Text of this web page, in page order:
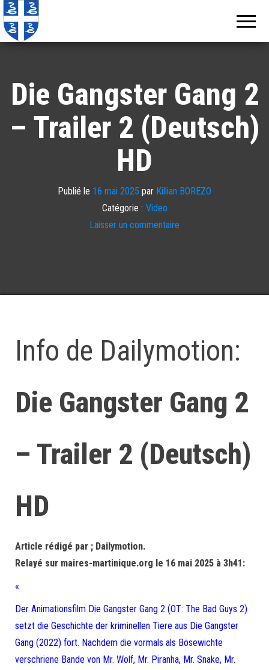
Die Gangster Gang 2
– Trailer 2 (Deutsch)
HD
Publié le 16 mai 2025 par Killian BOREZO
Catégorie : Video
Laisser un commentaire
Info de Dailymotion:
Die Gangster Gang 2
– Trailer 2 (Deutsch)
HD
Article rédigé par ; Dailymotion.
Relayé sur maires-martinique.org le 16 mai 2025 à 3h41:
«
Der Animationsfilm Die Gangster Gang 2 (OT: The Bad Guys 2)
setzt die Geschichte der kriminellen Tiere aus Die Gangster
Gang (2022) fort. Nachdem die vormals als Bösewichte
verschriene Bande von Mr. Wolf, Mr. Piranha, Mr. Snake, Mr.